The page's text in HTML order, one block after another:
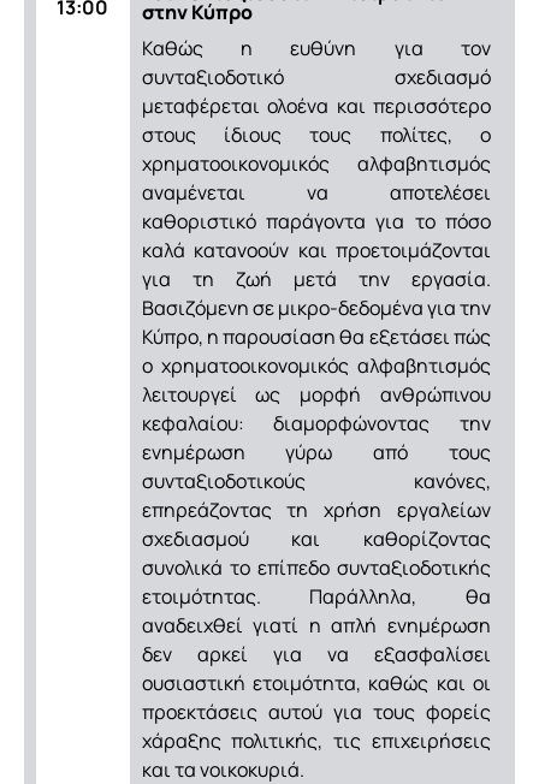
13:00
στην Κύπρο
Καθώς η ευθύνη για τον
συνταξιοδοτικό σχεδιασμό
μεταφέρεται ολοένα και περισσότερο
στους ίδιους τους πολίτες, ο
χρηματοοικονομικός αλφαβητισμός
αναμένεται να αποτελέσει
καθοριστικό παράγοντα για το πόσο
καλά κατανοούν και προετοιμάζονται
για τη ζωή μετά την εργασία.
Βασιζόμενη σε μικρο-δεδομένα για την
Κύπρο, η παρουσίαση θα εξετάσει πώς
ο χρηματοοικονομικός αλφαβητισμός
λειτουργεί ως μορφή ανθρώπινου
κεφαλαίου: διαμορφώνοντας την
ενημέρωση γύρω από τους
συνταξιοδοτικούς κανόνες,
επηρεάζοντας τη χρήση εργαλείων
σχεδιασμού και καθορίζοντας
συνολικά το επίπεδο συνταξιοδοτικής
ετοιμότητας. Παράλληλα, θα
αναδειχθεί γιατί η απλή ενημέρωση
δεν αρκεί για να εξασφαλίσει
ουσιαστική ετοιμότητα, καθώς και οι
προεκτάσεις αυτού για τους φορείς
χάραξης πολιτικής, τις επιχειρήσεις
και τα νοικοκυριά.